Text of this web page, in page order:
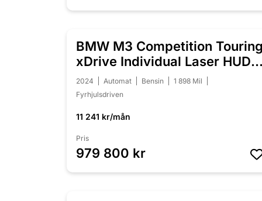
NYINKOMMEN
BMW M3 Competition
xDrive Individual Laser HUD
H/K
2024 Automat Bensin
1 898 Mil
Fyrhjulsdriven
11 241 kr/mån
Pris
979 800 kr